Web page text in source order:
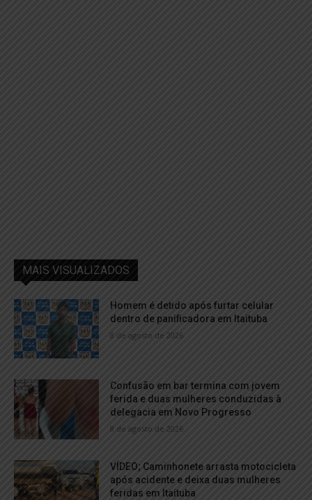
MAIS VISUALIZADOS
Homem é detido após furtar celular
dentro de panificadora em Itaituba
8 de agosto de 2026
Confusão em bar termina com jovem
ferida e duas mulheres conduzidas à
delegacia em Novo Progresso
8 de agosto de 2026
VÍDEO; Caminhonete arrasta motocicleta
após acidente e deixa duas mulheres
feridas em Itaituba